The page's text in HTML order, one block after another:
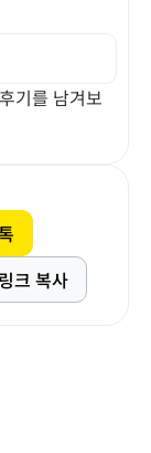
기를 남겨보
링크 복사